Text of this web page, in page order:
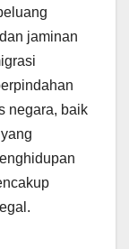
jaminan
negara, baik